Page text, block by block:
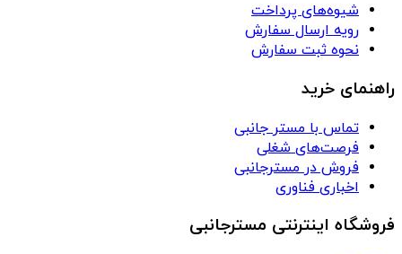
شیوه‌های پرداخت
رویه ارسال سفارش
نحوه ثبت سفارش
راهنمای خرید
تماس با مستر جانبی
فرصت‌های شغلی
فروش در مسترجانبی
اخباری فناوری
فروشگاه اینترنتی مسترجانبی